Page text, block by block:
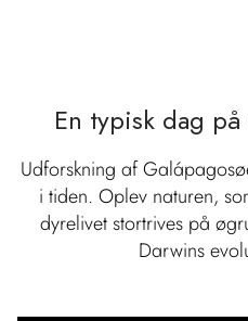
En typisk dag
Udforskning af
i tiden. Oplev naturen,
dyrelivet stortrives på
Darwins